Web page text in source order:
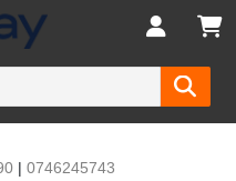
| 0746245743